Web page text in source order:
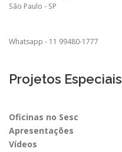
São Paulo - SP
Whatsapp - 11 99480-1777
Projetos Especiais
Oficinas no Sesc
Apresentações
Vídeos